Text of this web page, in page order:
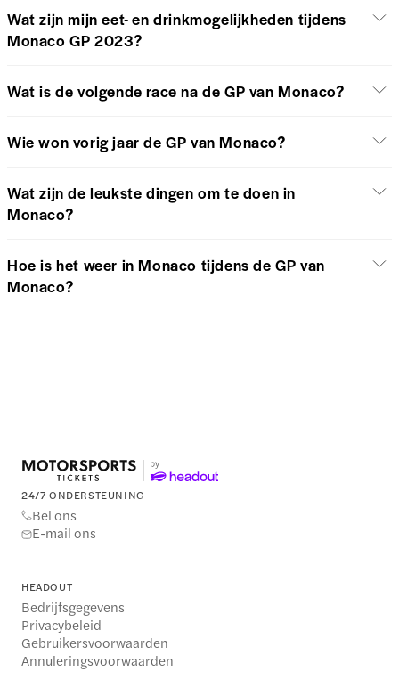
Wat zijn mijn eet- en drinkmogelijkheden tijdens
Monaco GP 2023?
Wat is de volgende race na de GP van Monaco?
Wie won vorig jaar de GP van Monaco?
Wat zijn de leukste dingen om te doen in
Monaco?
Hoe is het weer in Monaco tijdens de GP van
Monaco?
24/7 ONDERSTEUNING
Bel ons
E-mail ons
HEADOUT
Bedrijfsgegevens
Privacybeleid
Gebruikersvoorwaarden
Annuleringsvoorwaarden